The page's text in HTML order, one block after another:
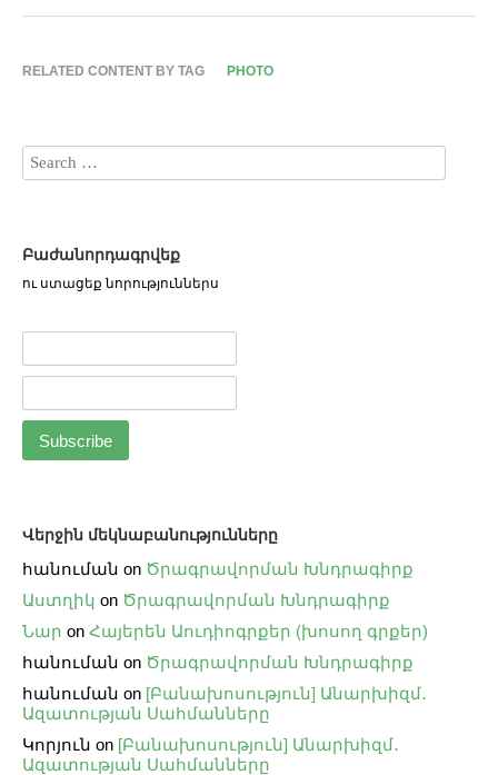
RELATED CONTENT BY TAG PHOTO
Բաժանորդագրվեք
ու ստացեք նորություններս
Վերջին մեկնաբանությունները
հանուման on Ծրագրավորման Խնդրագիրք
Աստղիկ on Ծրագրավորման Խնդրագիրք
Նար on Հայերեն Աուդիոգրքեր (խոսող գրքեր)
հանուման on Ծրագրավորման Խնդրագիրք
հանուման on [Բանախոսություն] Անարխիզմ․
Ազատության Սահմանները
Կորյուն on [Բանախոսություն] Անարխիզմ․
Ազատության Սահմանները